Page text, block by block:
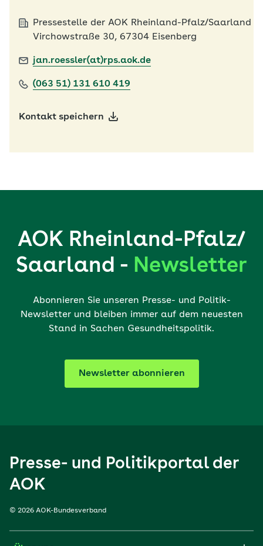
Pressestelle der AOK Rheinland-Pfalz/Saarland
Virchowstraße 30, 67304 Eisenberg
jan.roessler(at)rps.aok.de
(063 51) 131 610 419
Kontakt speichern
AOK Rheinland-Pfalz/
Saarland - Newsletter
Abonnieren Sie unseren Presse- und Politik-
Newsletter und bleiben immer auf dem neuesten
Stand in Sachen Gesundheitspolitik.
Newsletter abonnieren
Presse- und Politikportal der
AOK
© 2026 AOK-Bundesverband